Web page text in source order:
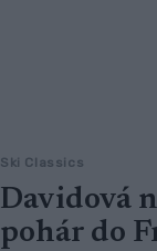
Ski Classics
Davidová
pohár do